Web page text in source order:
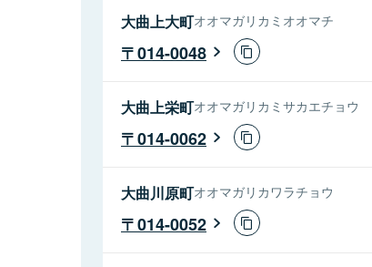
大曲上大町オオマガリカミオオマチ
014-0048
大曲上栄町オオマガリカミサカエチョウ
014-0062
大曲川原町オオマガリカワラチョウ
014-0052